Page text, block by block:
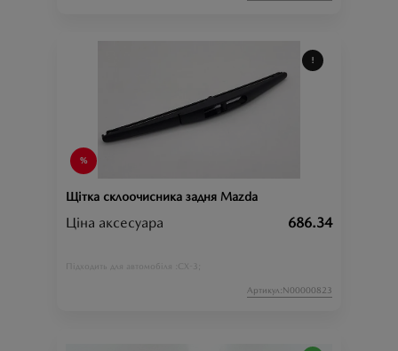
Щітка склоочисника задня Mazda
Ціна аксесуара 686.34
Підходить для автомобіля : CX-3;
Артикул:N00000823